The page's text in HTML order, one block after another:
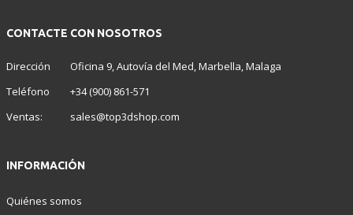
CONTACTE CON NOSOTROS
Dirección
Oficina 9, Autovía del Med, Marbella, Malaga
Teléfono
+34 (900) 861-571
Ventas:
sales@top3dshop.com
INFORMACIÓN
Quiénes somos